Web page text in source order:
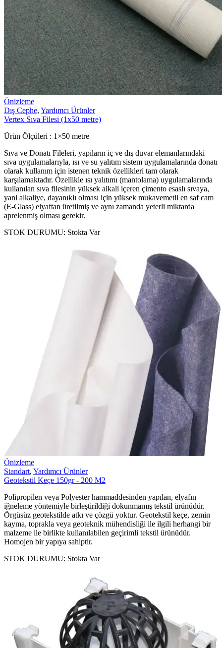
Önizleme
Dış Cephe, Yardımcı Ürünler
Vertex Sıva Filesi (1x50 metre)
Ürün Ölçüleri : 1×50 metre
Sıva ve Donatı Fileleri, yapıların iç ve dış duvar elemanlarındaki
sıva uygulamalarıyla, ısı ve su yalıtım sistem uygulamalarında donatı
olarak kullanım için istenen teknik özellikleri tam olarak
karşılamaktadır. Özellikle ısı yalıtımı (mantolama) uygulamalarında
kullanılan sıva filesinin yüksek alkali içeren çimento esaslı sıvaya,
yani alkaliye, dayanıklı olması için yüksek mukavemetli en saf cam
(E-Glass) elyaftan üretilmiş ve aynı zamanda yeterli miktarda
aprelenmiş olması gerekir.
STOK DURUMU: Stokta Var
Önizleme
Standart, Yardımcı Ürünler
Geotekstil Keçe 150gr - 200 M2
Polipropilen veya Polyester hammaddesinden yapılan, elyafın
iğneleme yöntemiyle birleştirildiği dokunmamış tekstil ürünüdür.
Örgüsüz geotekstilde atkı ve çözgü yoktur. Geotekstil keçe, zemin
kayma, toprakla veya geoteknik mühendisliği ile ilgili herhangi bir
malzeme ile birlikte kullanılabilen geçirimli tekstil ürünüdür.
Homojen bir yapıya sahiptir.
STOK DURUMU: Stokta Var